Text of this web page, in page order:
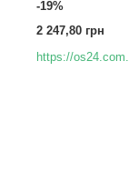
-19%
2 247,80 грн
https://